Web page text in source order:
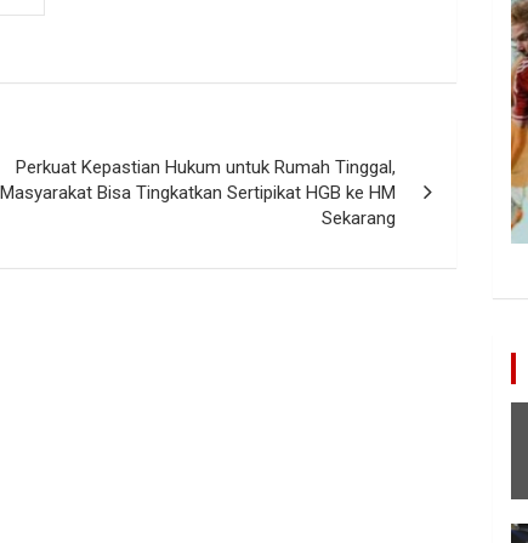
Perkuat Kepastian Hukum untuk Rumah Tinggal,
Masyarakat Bisa Tingkatkan Sertipikat HGB ke HM
Sekarang